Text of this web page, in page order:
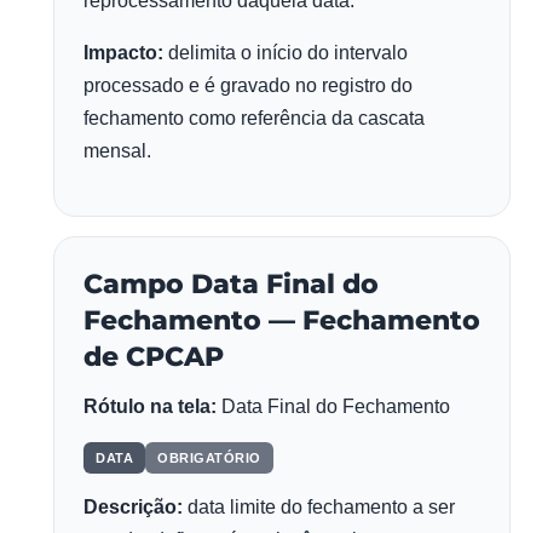
Impacto: delimita o início do intervalo
processado e é gravado no registro do
fechamento como referência da cascata
mensal.
Campo Data Final do
Fechamento — Fechamento
de CPCAP
Rótulo na tela: Data Final do Fechamento
DATA OBRIGATÓRIO
Descrição: data limite do fechamento a ser